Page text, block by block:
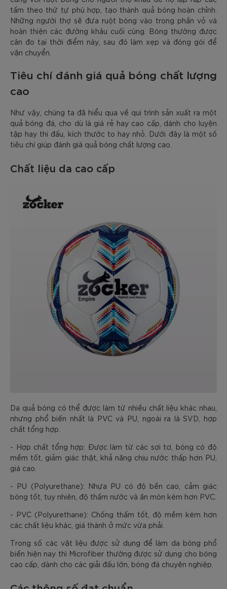
tấm theo thứ tự phù hợp, tạo thành quả bóng hoàn chỉnh.
Những người thợ sẽ đưa ruột bóng vào trong phần vỏ và
hoàn thiện các đường khâu cuối cùng. Bóng thường được
cân đo tại thời điểm này, sau đó làm xẹp và đóng gói để
vận chuyển.
Tiêu chí đánh giá quả bóng chất lượng
cao
Như vậy, chúng ta đã hiểu qua về qui trình sản xuất ra một
quả bóng đá, cho dù là giá rẻ hay cao cấp, dành cho luyện
tập hay thi đấu, kích thước to hay nhỏ. Dưới đây là một số
tiêu chí giúp đánh giá quả bóng chất lượng cao.
Chất liệu da cao cấp
Da quả bóng có thể được làm từ nhiều chất liệu khác nhau,
nhưng phổ biến nhất là PVC và PU, ngoài ra là SVD, hợp
chất tổng hợp.
- Hợp chất tổng hợp: Được làm từ các sợi tơ, bóng có độ
mềm tốt, giảm giác thật, khả năng chịu nước thấp hơn PU,
giá cao.
- PU (Polyurethane): Nhựa PU có độ bền cao, cảm giác
bóng tốt, tuy nhiên, độ thấm nước và ăn mòn kém hơn PVC.
- PVC (Polyurethane): Chống thấm tốt, độ mềm kém hơn
các chất liệu khác, giá thành ở mức vừa phải.
Trong số các vật liệu được sử dụng để làm da bóng phổ
biến hiện nay thì Microfiber thường được sử dụng cho bóng
cao cấp, dành cho các giải đấu lớn, bóng đá chuyên nghiệp.